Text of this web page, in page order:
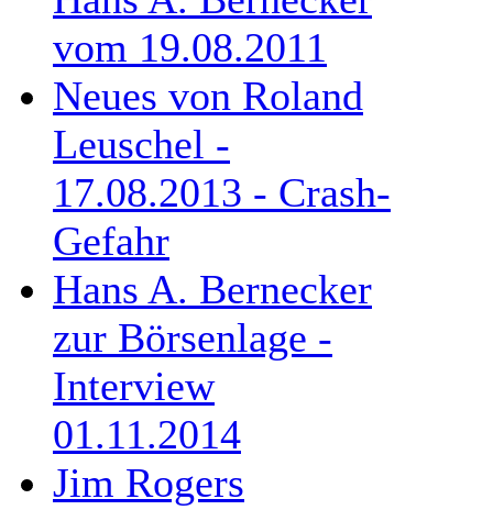
vom 19.08.2011
Neues von Roland
Leuschel -
17.08.2013 - Crash-
Gefahr
Hans A. Bernecker
zur Börsenlage -
Interview
01.11.2014
Jim Rogers